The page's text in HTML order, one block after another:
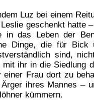
Luz bei einem
geschenkt hatte
in das Leben der
Dinge, die für Bick
sind,
mit ihr in die Siedlung
einer Frau dort zu
ihres Mannes –
kümmern.